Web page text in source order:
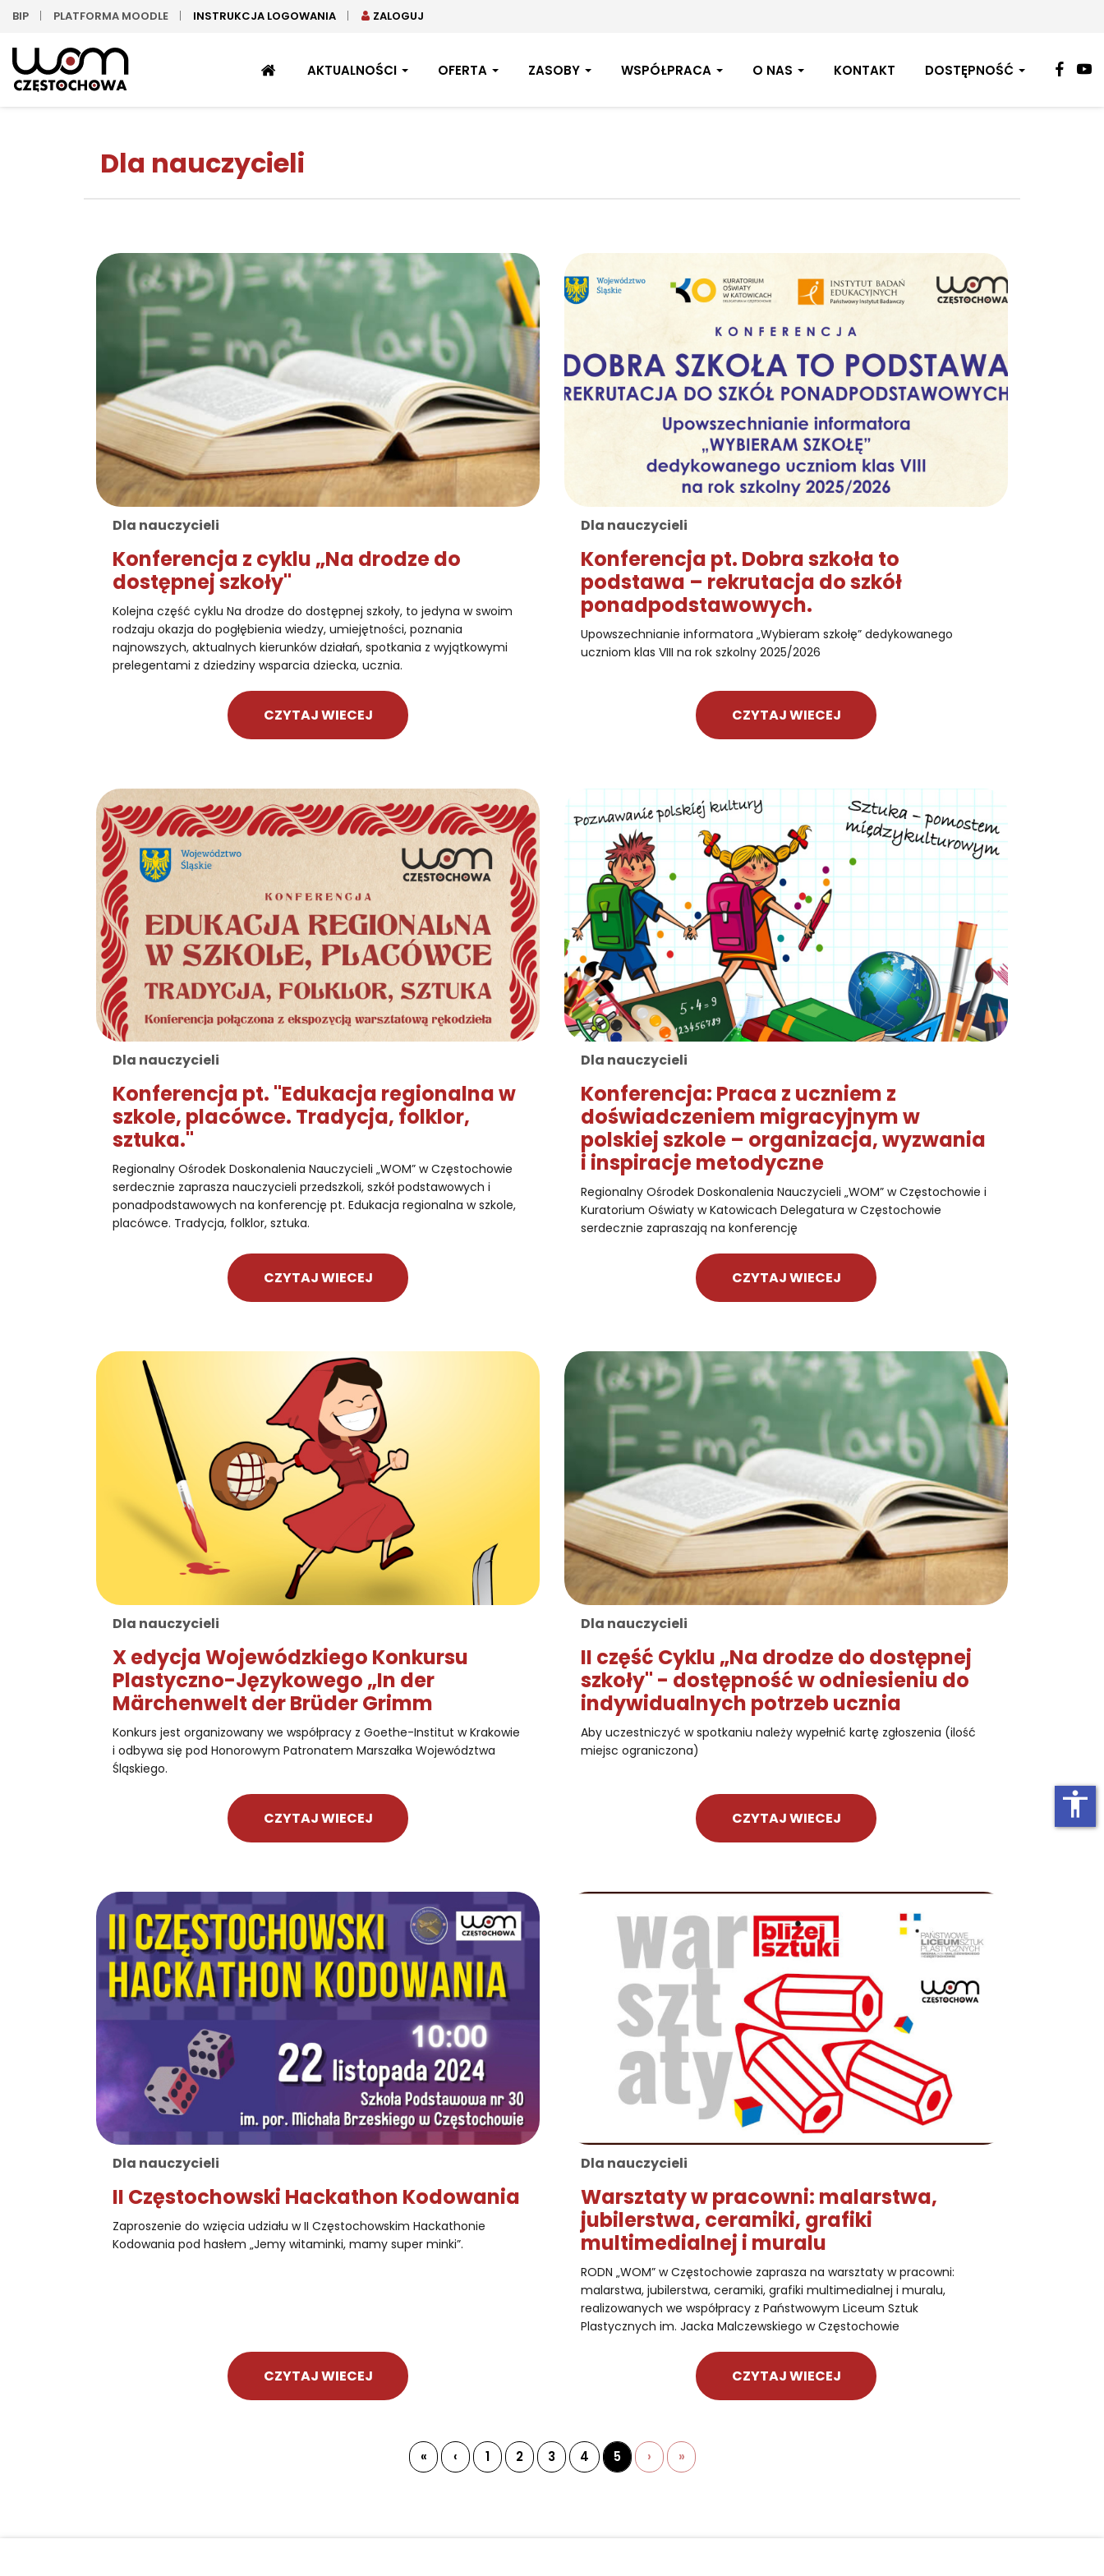
BIP PLATFORMA MOODLE INSTRUKCJA LOGOWANIA ZALOGUJ
STRONAAKTUALNOŚCI OFERTA ZASOBY WSPÓŁPRACA O NAS KONTAKT DOSTĘPNOŚĆ
Dla nauczycieli
Dla nauczycieli
Konferencja z cyklu „Na drodze do
dostępnej szkoły"
Kolejna część cyklu Na drodze do dostępnej szkoły, to jedyna w swoim
rodzaju okazja do pogłębienia wiedzy, umiejętności, poznania
najnowszych, aktualnych kierunków działań, spotkania z wyjątkowymi
prelegentami z dziedziny wsparcia dziecka, ucznia.
CZYTAJ WIECEJ
Dla nauczycieli
Konferencja pt. Dobra szkoła to
podstawa – rekrutacja do szkół
ponadpodstawowych.
Upowszechnianie informatora „Wybieram szkołę” dedykowanego
uczniom klas VIII na rok szkolny 2025/2026
CZYTAJ WIECEJ
Dla nauczycieli
Konferencja pt. "Edukacja regionalna w
szkole, placówce. Tradycja, folklor,
sztuka."
Regionalny Ośrodek Doskonalenia Nauczycieli „WOM” w Częstochowie
serdecznie zaprasza nauczycieli przedszkoli, szkół podstawowych i
ponadpodstawowych na konferencję pt. Edukacja regionalna w szkole,
placówce. Tradycja, folklor, sztuka.
CZYTAJ WIECEJ
Dla nauczycieli
Konferencja: Praca z uczniem z
doświadczeniem migracyjnym w
polskiej szkole – organizacja, wyzwania
i inspiracje metodyczne
Regionalny Ośrodek Doskonalenia Nauczycieli „WOM” w Częstochowie i
Kuratorium Oświaty w Katowicach Delegatura w Częstochowie
serdecznie zapraszają na konferencję
CZYTAJ WIECEJ
Dla nauczycieli
X edycja Wojewódzkiego Konkursu
Plastyczno-Językowego „In der
Märchenwelt der Brüder Grimm
Konkurs jest organizowany we współpracy z Goethe-Institut w Krakowie
i odbywa się pod Honorowym Patronatem Marszałka Województwa
Śląskiego.
CZYTAJ WIECEJ
Dla nauczycieli
II część Cyklu „Na drodze do dostępnej
szkoły" - dostępność w odniesieniu do
indywidualnych potrzeb ucznia
Aby uczestniczyć w spotkaniu należy wypełnić kartę zgłoszenia (ilość
miejsc ograniczona)
CZYTAJ WIECEJ
Dla nauczycieli
II Częstochowski Hackathon Kodowania
Zaproszenie do wzięcia udziału w II Częstochowskim Hackathonie
Kodowania pod hasłem „Jemy witaminki, mamy super minki”.
CZYTAJ WIECEJ
Dla nauczycieli
Warsztaty w pracowni: malarstwa,
jubilerstwa, ceramiki, grafiki
multimedialnej i muralu
RODN „WOM” w Częstochowie zaprasza na warsztaty w pracowni:
malarstwa, jubilerstwa, ceramiki, grafiki multimedialnej i muralu,
realizowanych we współpracy z Państwowym Liceum Sztuk
Plastycznych im. Jacka Malczewskiego w Częstochowie
CZYTAJ WIECEJ
« ‹ 1 2 3 4 5 › »
accessibility